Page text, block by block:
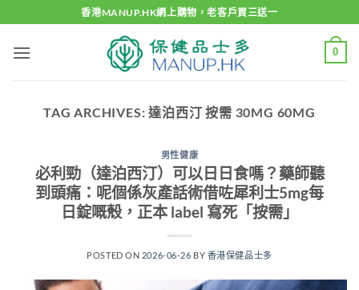
to
content
香港MANUP.HK網上購物，老客戶買三送一
0
TAG ARCHIVES:達泊西汀 按需 30MG 60MG
男性健康
必利勁（達泊西汀）可以日日食嗎？藥師聽
到頭痛：呢個係灰產話術借咗犀利士5mg每
日錠嘅殼，正本 label 寫死「按需」
POSTED ON 2026-06-26 BY 香港保健品士多